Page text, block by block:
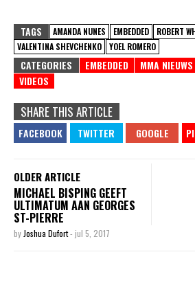
TAGS AMANDA NUNES EMBEDDED ROBERT
VALENTINA SHEVCHENKO
YOEL ROMERO
CATEGORIES EMBEDDED MMA NIEUWS
VIDEOS
SHARE THIS ARTICLE
OLDER ARTICLE
MICHAEL BISPING GEEFT
ULTIMATUM AAN GEORGES
ST-PIERRE
by Joshua Dufort- jul 5, 2017